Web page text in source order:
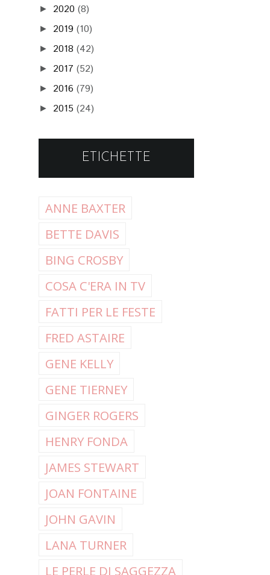
► 2020 (8)
► 2019 (10)
► 2018 (42)
► 2017 (52)
► 2016 (79)
► 2015 (24)
ETICHETTE
ANNE BAXTER
BETTE DAVIS
BING CROSBY
COSA C'ERA IN TV
FATTI PER LE FESTE
FRED ASTAIRE
GENE KELLY
GENE TIERNEY
GINGER ROGERS
HENRY FONDA
JAMES STEWART
JOAN FONTAINE
JOHN GAVIN
LANA TURNER
LE PERLE DI SAGGEZZA